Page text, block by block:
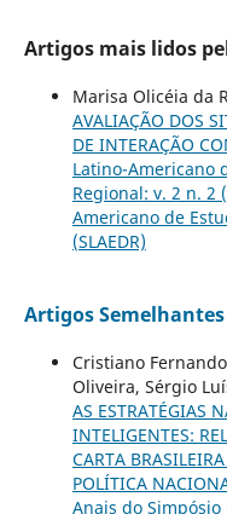
Artigos mais lidos
Marisa Olicéia da
AVALIAÇÃO DOS
DE INTERAÇÃO
Latino-Americano
Regional: v. 2 n. 2
Americano de
(SLAEDR)
Artigos Semelhantes
Cristiano
Oliveira, Sérgio
AS ESTRATÉGIAS
INTELIGENTES:
CARTA
POLÍTICA
Anais do